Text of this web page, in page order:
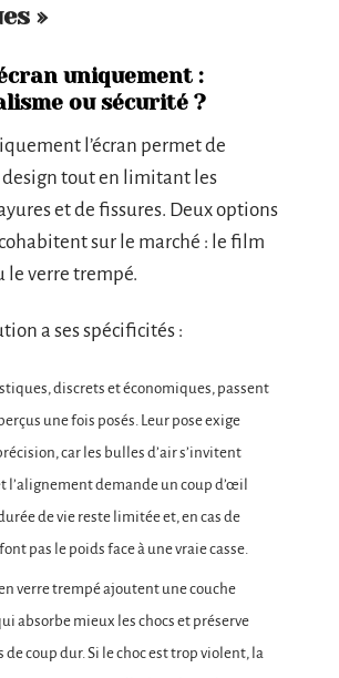
»
uniquement :
ou sécurité ?
l’écran permet de
design tout en limitant les
et de fissures. Deux options
sur le marché : le film
le verre trempé.
a ses spécificités :
discrets et économiques, passent
une fois posés. Leur pose exige
car les bulles d’air s’invitent
l’alignement demande un coup d’œil
de vie reste limitée et, en cas de
pas le poids face à une vraie casse.
verre trempé ajoutent une couche
absorbe mieux les chocs et préserve
de coup dur. Si le choc est trop violent, la